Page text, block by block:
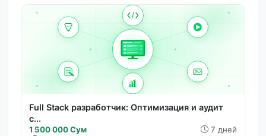
Full Stack разработчик: Оптимизация и аудит
с...
1 500 000 Сум 7 дней